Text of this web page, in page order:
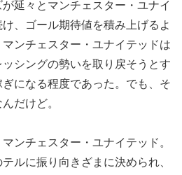
延々とマンチェスター・ユナイ
、ゴール期待値を積み上げるよ
ンチェスター・ユナイテッドは
シングの勢いを取り戻そうとす
になる程度であった。でも、そ
だけど。
ンチェスター・ユナイテッド。
ルに振り向きざまに決められ、